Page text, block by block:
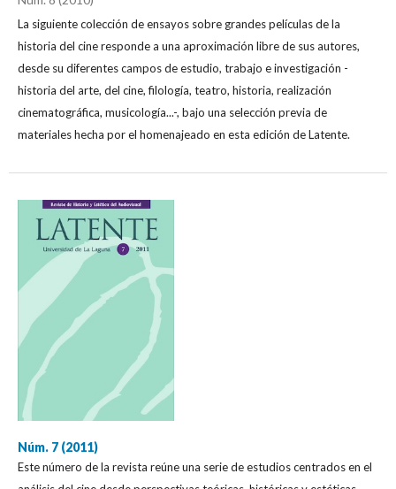
La siguiente colección de ensayos sobre grandes películas de la
historia del cine responde a una aproximación libre de sus autores,
desde su diferentes campos de estudio, trabajo e investigación -
historia del arte, del cine, filología, teatro, historia, realización
cinematográfica, musicología...-, bajo una selección previa de
materiales hecha por el homenajeado en esta edición de Latente.
Núm. 7 (2011)
Este número de la revista reúne una serie de estudios centrados en el